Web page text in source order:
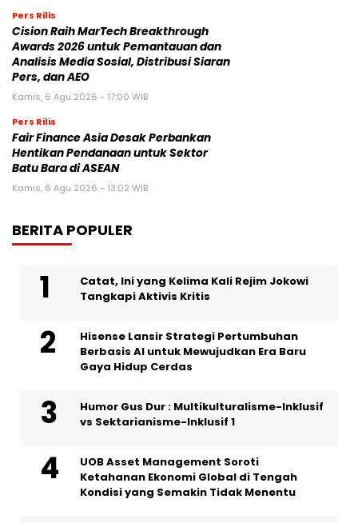
Pers Rilis
Cision Raih MarTech Breakthrough
Awards 2026 untuk Pemantauan dan
Analisis Media Sosial, Distribusi Siaran
Pers, dan AEO
Kamis, 6 Agu 2026 - 17:00 WIB
Pers Rilis
Fair Finance Asia Desak Perbankan
Hentikan Pendanaan untuk Sektor
Batu Bara di ASEAN
Kamis, 6 Agu 2026 - 13:02 WIB
BERITA POPULER
Catat, Ini yang Kelima Kali Rejim Jokowi
Tangkapi Aktivis Kritis
Hisense Lansir Strategi Pertumbuhan
Berbasis AI untuk Mewujudkan Era Baru
Gaya Hidup Cerdas
Humor Gus Dur : Multikulturalisme-Inklusif
vs Sektarianisme-Inklusif 1
UOB Asset Management Soroti
Ketahanan Ekonomi Global di Tengah
Kondisi yang Semakin Tidak Menentu